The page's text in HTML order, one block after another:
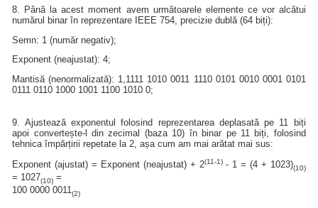
8. Până la acest moment avem următoarele elemente ce vor alcătui
numărul binar în reprezentare IEEE 754, precizie dublă (64 biți):
Semn: 1 (număr negativ);
Exponent (neajustat): 4;
Mantisă (nenormalizată): 1,1111 1010 0011 1110 0101 0010 0001 0101
0111 0110 1000 1001 1100 1010 0;
9. Ajustează exponentul folosind reprezentarea deplasată pe 11 biți
apoi convertește-l din zecimal (baza 10) în binar pe 11 biți, folosind
tehnica împărțirii repetate la 2, așa cum am mai arătat mai sus:
Exponent (ajustat) = Exponent (neajustat) + 2(11-1)- 1 = (4 + 1023)(10)
= 1027(10) =
100 0000 0011(2)